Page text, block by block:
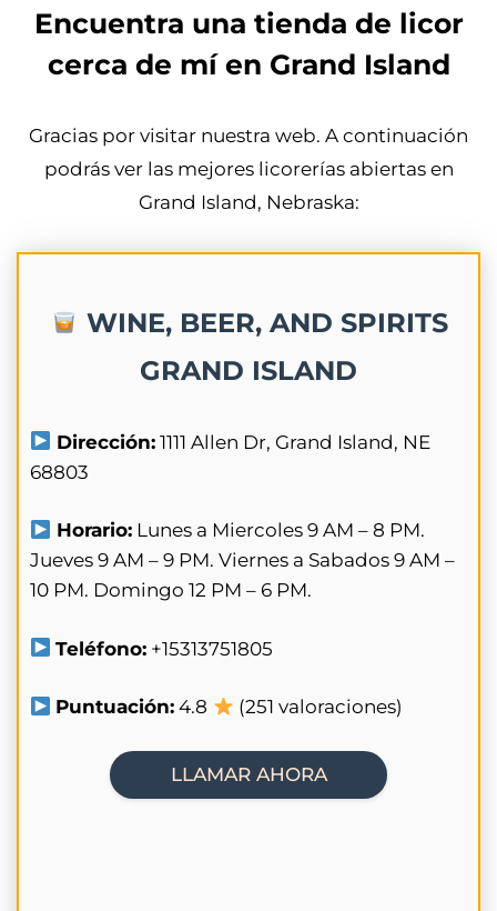
Encuentra una tienda de licor
cerca de mí en Grand Island
Gracias por visitar nuestra web. A continuación
podrás ver las mejores licorerías abiertas en
Grand Island, Nebraska:
WINE, BEER, AND SPIRITS
GRAND ISLAND
Dirección: 1111 Allen Dr, Grand Island, NE
68803
Horario: Lunes a Miercoles 9 AM – 8 PM.
Jueves 9 AM – 9 PM. Viernes a Sabados 9 AM –
10 PM. Domingo 12 PM – 6 PM.
Teléfono: +15313751805
Puntuación: 4.8 (251 valoraciones)
LLAMAR AHORA